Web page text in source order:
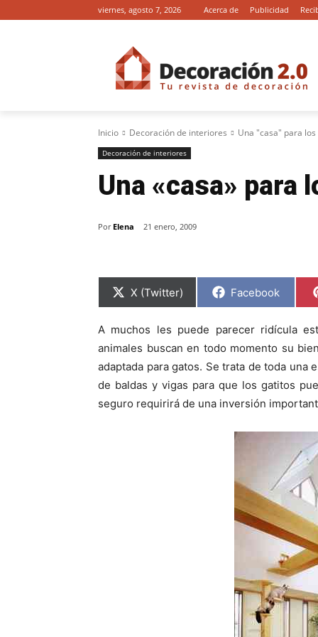
viernes, agosto 7, 2026 Acerca de Publicidad
Inicio Decoración de interiores Una "casa" para
Decoración de interiores
Una «casa» para
Por Elena 21 enero, 2009
C
p
a
r
t
i
e
n
X (Twitter) C
a
r
t
i
e
n
Facebook
A muchos les puede parecer ridícula
animales buscan en todo momento su
adaptada para gatos. Se trata de toda
de baldas y vigas para que los gatitos
seguro requirirá de una inversión